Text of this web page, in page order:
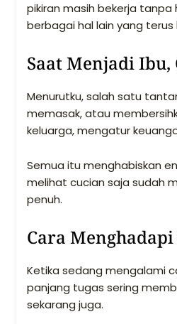
pikiran masih bekerja tanpa
berbagai hal lain yang
Saat Menjadi
Menurutku, salah satu
memasak, atau
keluarga, mengatur
Semua itu menghabiskan
melihat cucian saja sudah
penuh.
Cara
Ketika sedang mengalami
panjang tugas sering
sekarang juga.